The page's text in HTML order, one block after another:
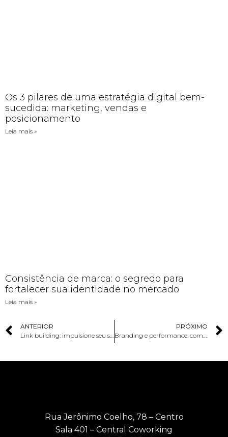
Os 3 pilares de uma estratégia digital bem-
sucedida: marketing, vendas e
posicionamento
Leia mais »
Consistência de marca: o segredo para
fortalecer sua identidade no mercado
Leia mais »
ANTERIOR
Link building: impulsione seu site com essa estratégia!
PRÓXIMO
Branding e performance: como utilizar essas estratégias no seu negócio?
Rua Jerônimo Coelho, 78 – Centro
Sala 401 – Central Coworking